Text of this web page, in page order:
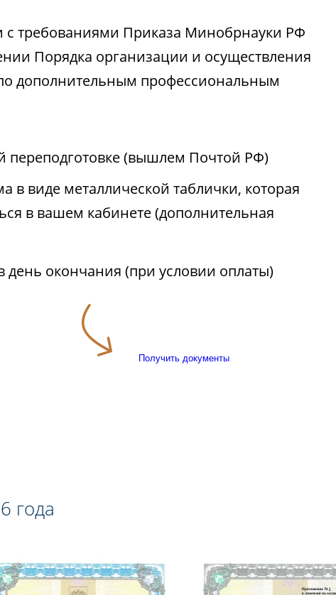
с требованиями Приказа Минобрнауки РФ
Порядка организации и осуществления
дополнительным профессиональным
(вышлем Почтой РФ)
виде металлической таблички, которая
в вашем кабинете (дополнительная
день окончания (при условии оплаты)
Получить документы
года